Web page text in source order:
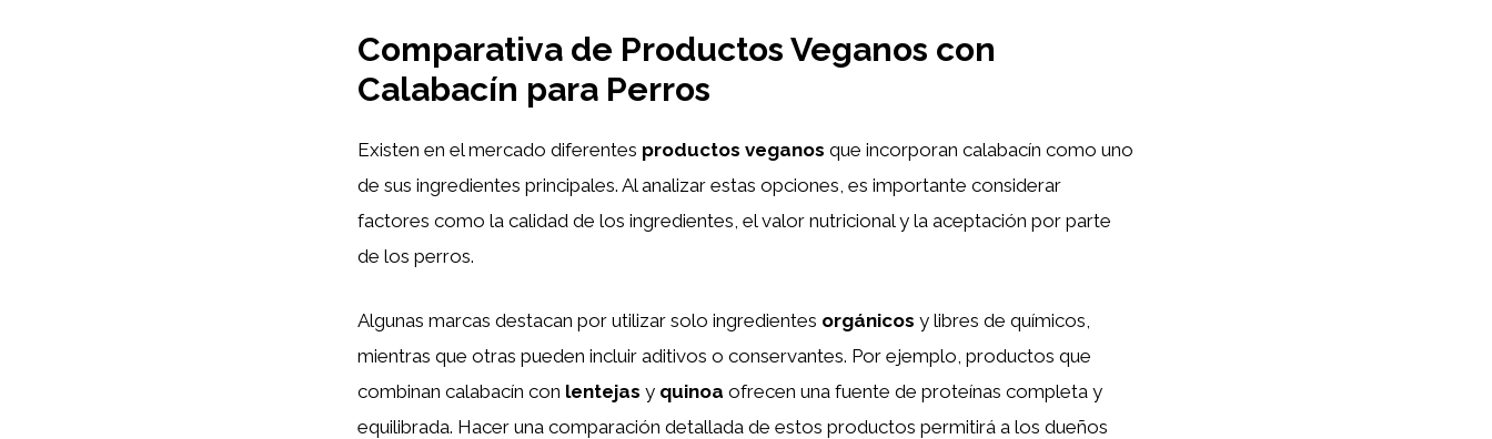
Comparativa de Productos Veganos con
Calabacín para Perros
Existen en el mercado diferentes productos veganos que incorporan calabacín como uno
de sus ingredientes principales. Al analizar estas opciones, es importante considerar
factores como la calidad de los ingredientes, el valor nutricional y la aceptación por parte
de los perros.
Algunas marcas destacan por utilizar solo ingredientes orgánicos y libres de químicos,
mientras que otras pueden incluir aditivos o conservantes. Por ejemplo, productos que
combinan calabacín con lentejas y quinoa ofrecen una fuente de proteínas completa y
equilibrada. Hacer una comparación detallada de estos productos permitirá a los dueños